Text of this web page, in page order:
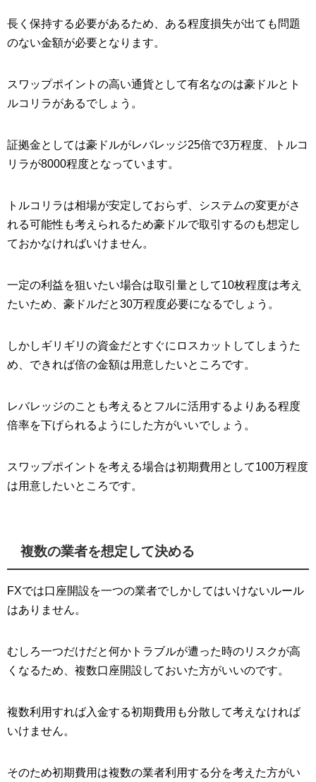
長く保持する必要があるため、ある程度損失が出ても問題
のない金額が必要となります。
スワップポイントの高い通貨として有名なのは豪ドルとト
ルコリラがあるでしょう。
証拠金としては豪ドルがレバレッジ25倍で3万程度、トルコ
リラが8000程度となっています。
トルコリラは相場が安定しておらず、システムの変更がさ
れる可能性も考えられるため豪ドルで取引するのも想定し
ておかなければいけません。
一定の利益を狙いたい場合は取引量として10枚程度は考え
たいため、豪ドルだと30万程度必要になるでしょう。
しかしギリギリの資金だとすぐにロスカットしてしまうた
め、できれば倍の金額は用意したいところです。
レバレッジのことも考えるとフルに活用するよりある程度
倍率を下げられるようにした方がいいでしょう。
スワップポイントを考える場合は初期費用として100万程度
は用意したいところです。
複数の業者を想定して決める
FXでは口座開設を一つの業者でしかしてはいけないルール
はありません。
むしろ一つだけだと何かトラブルが遭った時のリスクが高
くなるため、複数口座開設しておいた方がいいのです。
複数利用すれば入金する初期費用も分散して考えなければ
いけません。
そのため初期費用は複数の業者利用する分を考えた方がい